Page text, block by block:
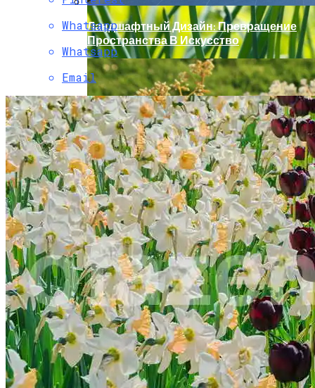
Солевой Раствор От Вредителей Для
Лука На Грядке
Ландшафтный Дизайн: Превращение
Пространства В Искусство
Какие Цветы Украсят Альпинарий?
Whatsapp
Whatsapp
Email